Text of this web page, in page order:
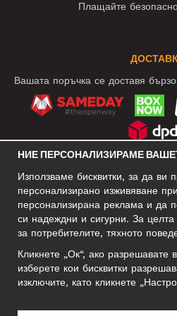
Плащайте
Вашата поръчка се доставя
БИЗНЕС
Narva mnt 5, EE-
Reg:
НИЕ ПЕРСОНАЛИЗИРАМЕ
Използваме бисквитки, за да ви
персонализирано изживяване
персонализирана реклама и да
си надеждни и сигурни. За
за потребителите, тяхното
Кликнете „Ок“, ако разрешавате
изберете кои бисквитки
изключите, като кликнете